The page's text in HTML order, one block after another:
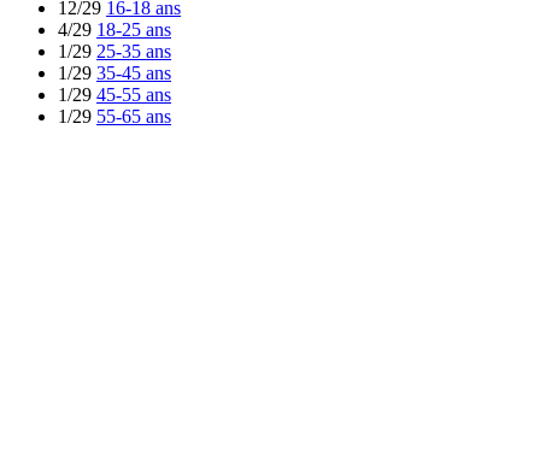
12/29 16-18 ans
4/29 18-25 ans
1/29 25-35 ans
1/29 35-45 ans
1/29 45-55 ans
1/29 55-65 ans